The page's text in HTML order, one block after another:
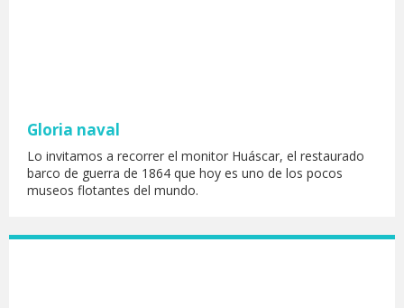
Gloria naval
Lo invitamos a recorrer el monitor Huáscar, el restaurado
barco de guerra de 1864 que hoy es uno de los pocos
museos flotantes del mundo.